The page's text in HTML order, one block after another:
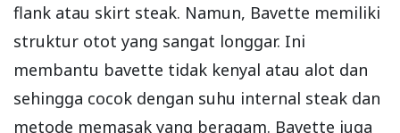
flank atau skirt steak. Namun, Bavette memiliki
struktur otot yang sangat longgar. Ini
membantu bavette tidak kenyal atau alot dan
sehingga cocok dengan suhu internal steak dan
metode memasak yang beragam. Bavette juga